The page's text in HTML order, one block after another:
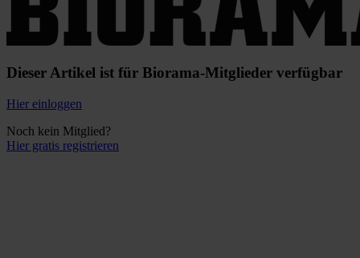
Dieser Artikel ist für Biorama-Mitglieder verfügbar
Hier einloggen
Noch kein Mitglied?
Hier gratis registrieren